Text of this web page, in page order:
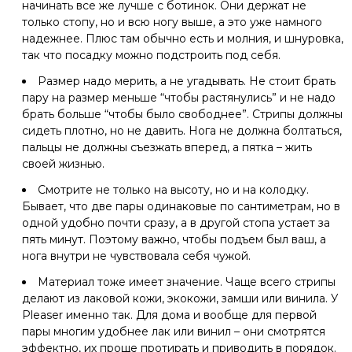
начинать все же лучше с ботинок. Они держат не
только стопу, но и всю ногу выше, а это уже намного
надежнее. Плюс там обычно есть и молния, и шнуровка,
так что посадку можно подстроить под себя.
Размер надо мерить, а не угадывать. Не стоит брать
пару на размер меньше “чтобы растянулись” и не надо
брать больше “чтобы было свободнее”. Стрипы должны
сидеть плотно, но не давить. Нога не должна болтаться,
пальцы не должны съезжать вперед, а пятка – жить
своей жизнью.
Смотрите не только на высоту, но и на колодку.
Бывает, что две пары одинаковые по сантиметрам, но в
одной удобно почти сразу, а в другой стопа устает за
пять минут. Поэтому важно, чтобы подъем был ваш, а
нога внутри не чувствовала себя чужой.
Материал тоже имеет значение. Чаще всего стрипы
делают из лаковой кожи, экокожи, замши или винила. У
Pleaser именно так. Для дома и вообще для первой
пары многим удобнее лак или винил – они смотрятся
эффектно, их проще протирать и приводить в порядок.